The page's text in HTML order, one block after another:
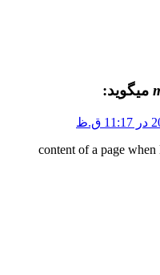
میگوید:
content of a page